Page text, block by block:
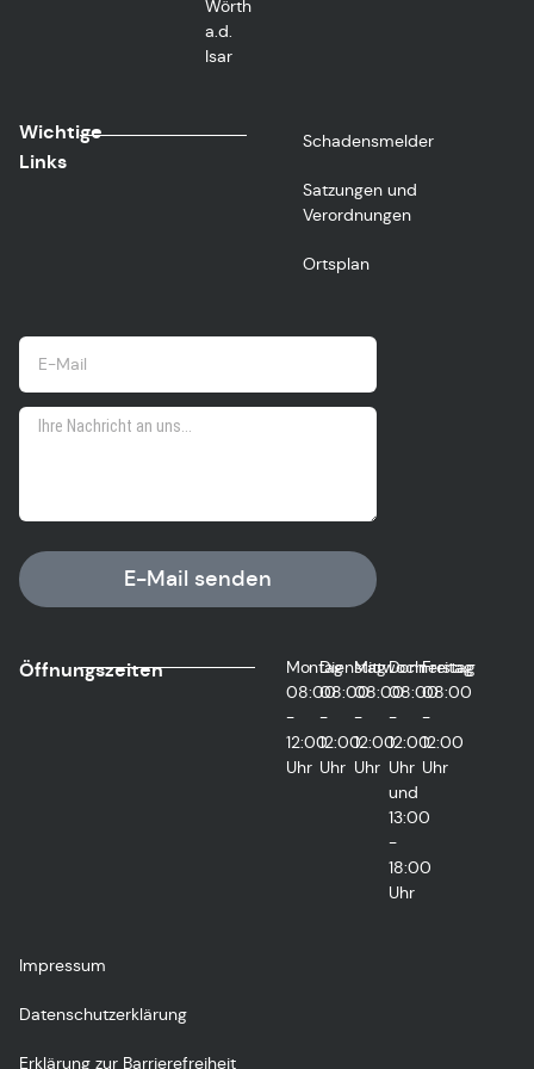
Wörth
a.d.
Isar
Wichtige
Links
Schadensmelder
Satzungen und
Verordnungen
Ortsplan
E-Mail senden
Öffnungszeiten
Montag
08:00
-
12:00
Uhr
Dienstag
08:00
-
12:00
Uhr
Mittwoch
08:00
-
12:00
Uhr
Donnerstag
08:00
-
12:00
Uhr
und
13:00
-
18:00
Uhr
Freitag
08:00
-
12:00
Uhr
Impressum
Datenschutzerklärung
Erklärung zur Barrierefreiheit